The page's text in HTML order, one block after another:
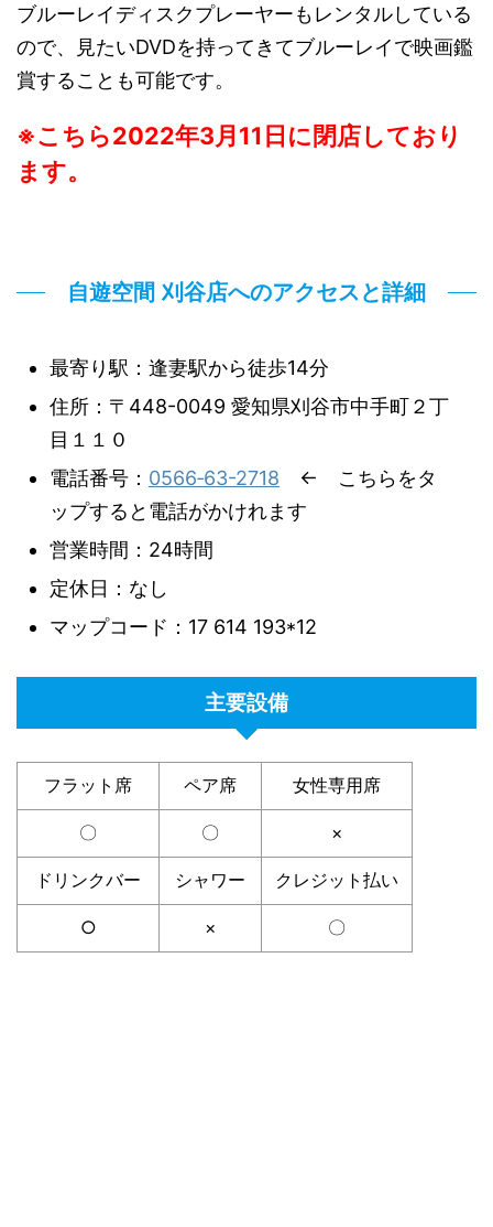
ブルーレイディスクプレーヤーもレンタルしている
ので、見たいDVDを持ってきてブルーレイで映画鑑
賞することも可能です。
※こちら2022年3月11日に閉店しており
ます。
自遊空間 刈谷店へのアクセスと詳細
最寄り駅：逢妻駅から徒歩14分
住所：〒448-0049 愛知県刈谷市中手町２丁
目１１０
電話番号： 0566‐63-2718 ← こちらをタ
ップすると電話がかけれます
営業時間：24時間
定休日：なし
マップコード：17 614 193*12
主要設備
フラット席 ペア席 女性専用席
〇 〇 ×
ドリンクバー シャワー クレジット払い
○ × 〇